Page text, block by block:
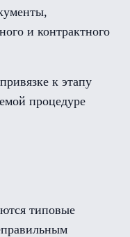
и контрактного
к этапу
процедуре
типовые